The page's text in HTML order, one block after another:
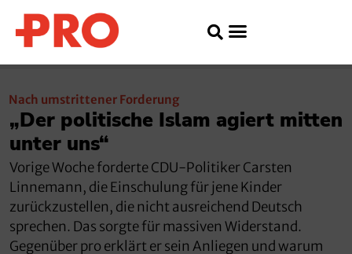
Nach umstrittener Forderung
„Der politische Islam agiert mitten
unter uns“
Vorige Woche forderte CDU-Politiker Carsten
Linnemann, die Einschulung für jene Kinder
zurückzustellen, die nicht ausreichend Deutsch
sprechen. Das sorgte für massiven Widerstand.
Gegenüber pro erklärt er sein Anliegen und warum